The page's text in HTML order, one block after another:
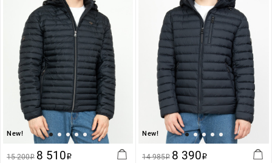
New!
15 200i 8 510i
New!
14 985i 8 390i